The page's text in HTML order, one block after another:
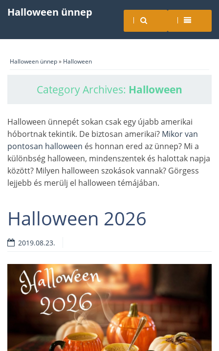
Halloween ünnep
Halloween ünnep» Halloween
Category Archives: Halloween
Halloween ünnepét sokan csak egy újabb amerikai
hóbortnak tekintik. De biztosan amerikai? Mikor van
pontosan halloween és honnan ered az ünnep? Mi a
különbség halloween, mindenszentek és halottak napja
között? Milyen halloween szokások vannak? Görgess
lejjebb és merülj el halloween témájában.
Halloween 2026
2019.08.23.